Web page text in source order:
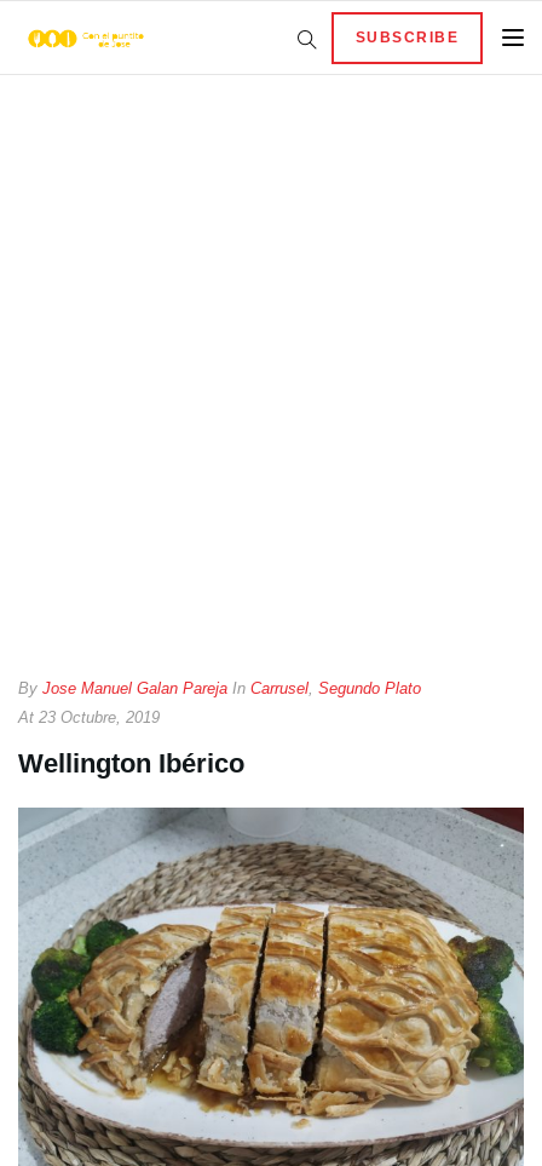
SUBSCRIBE
By Jose Manuel Galan Pareja In Carrusel, Segundo Plato
At 23 Octubre, 2019
Wellington Ibérico